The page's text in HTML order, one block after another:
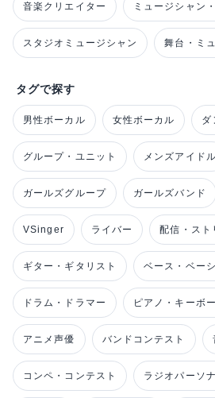
音楽クリエイター ミュージシャン
スタジオミュージシャン 舞台・ミ
タグで探す
男性ボーカル 女性ボーカル ダ
グループ・ユニット メンズアイドル
ガールズグループ ガールズバンド
VSinger ライバー 配信・スト
ギター・ギタリスト ベース・ベー
ドラム・ドラマー ピアノ・キーボ
アニメ声優 バンドコンテスト
コンペ・コンテスト ラジオパーソ